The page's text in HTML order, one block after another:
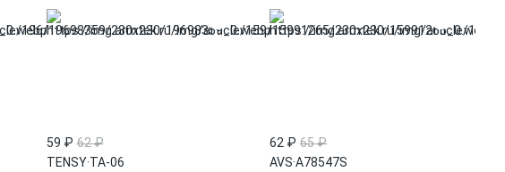
59 ₽ 62 ₽
TENSY·TA-06
62 ₽ 65 ₽
AVS·A78547S